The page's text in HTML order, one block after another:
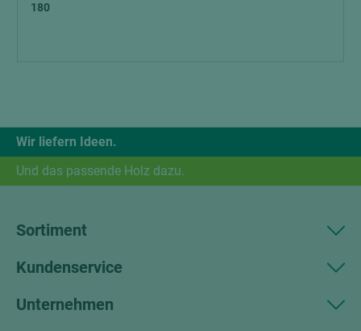
180
Wir liefern Ideen.
Und das passende Holz dazu.
Sortiment
Kundenservice
Unternehmen